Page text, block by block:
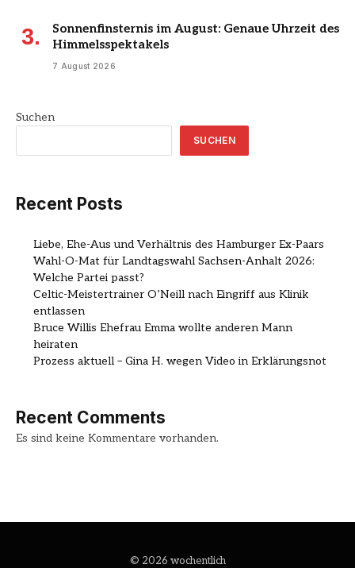
Sonnenfinsternis im August: Genaue Uhrzeit des
Himmelsspektakels
7 August 2026
Suchen
SUCHEN
Recent Posts
Liebe, Ehe-Aus und Verhältnis des Hamburger Ex-Paars
Wahl-O-Mat für Landtagswahl Sachsen-Anhalt 2026:
Welche Partei passt?
Celtic-Meistertrainer O’Neill nach Eingriff aus Klinik
entlassen
Bruce Willis Ehefrau Emma wollte anderen Mann
heiraten
Prozess aktuell – Gina H. wegen Video in Erklärungsnot
Recent Comments
Es sind keine Kommentare vorhanden.
© 2026 wochentlich